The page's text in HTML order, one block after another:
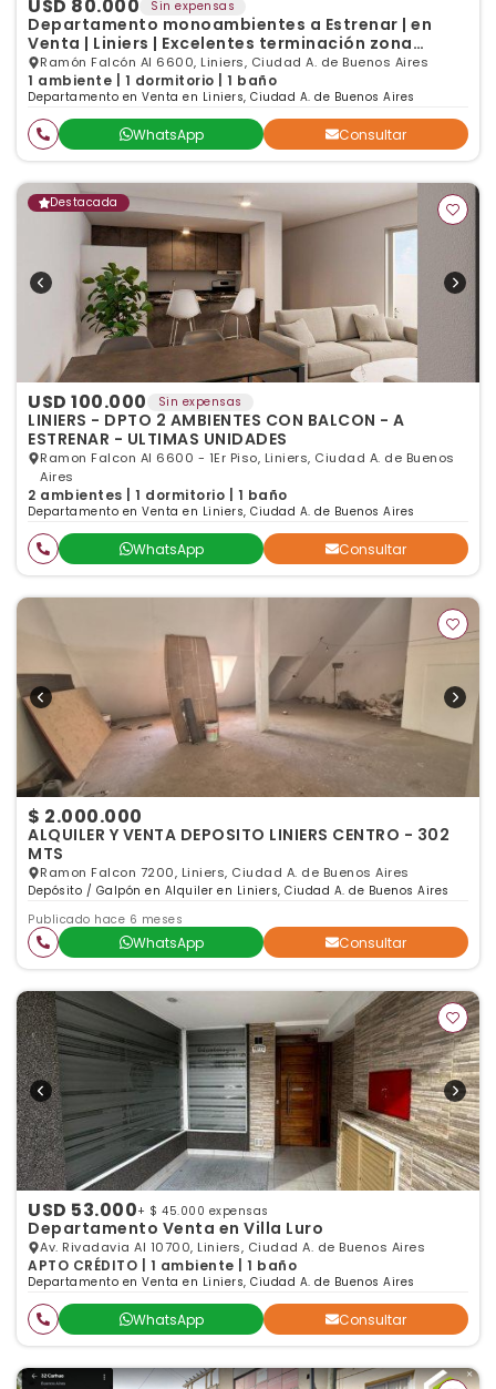
USD 80.000 Sin expensas
Departamento monoambientes a Estrenar | en
Venta | Liniers | Excelentes terminación zona
residencia
Ramón Falcón Al 6600, Liniers, Ciudad A. de Buenos Aires
1 ambiente | 1 dormitorio | 1 baño
Departamento en Venta en Liniers, Ciudad A. de Buenos Aires
WhatsApp Consultar
Destacada
USD 100.000 Sin expensas
LINIERS - DPTO 2 AMBIENTES CON BALCON - A
ESTRENAR - ULTIMAS UNIDADES
Ramon Falcon Al 6600 - 1Er Piso, Liniers, Ciudad A. de Buenos
Aires
2 ambientes | 1 dormitorio | 1 baño
Departamento en Venta en Liniers, Ciudad A. de Buenos Aires
WhatsApp Consultar
$ 2.000.000
ALQUILER Y VENTA DEPOSITO LINIERS CENTRO - 302
MTS
Ramon Falcon 7200, Liniers, Ciudad A. de Buenos Aires
Depósito / Galpón en Alquiler en Liniers, Ciudad A. de Buenos Aires
Publicado hace 6 meses
WhatsApp Consultar
USD 53.000+ $ 45.000 expensas
Departamento Venta en Villa Luro
Av. Rivadavia Al 10700, Liniers, Ciudad A. de Buenos Aires
APTO CRÉDITO | 1 ambiente | 1 baño
Departamento en Venta en Liniers, Ciudad A. de Buenos Aires
WhatsApp Consultar